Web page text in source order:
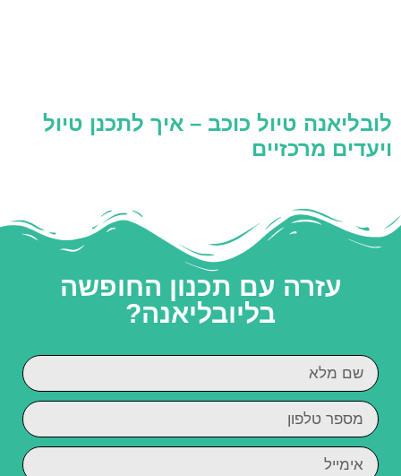
לובליאנה טיול כוכב – איך לתכנן טיול
ויעדים מרכזיים
עזרה עם תכנון החופשה
בליובליאנה?